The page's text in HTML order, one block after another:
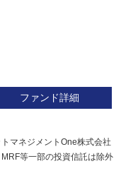
ファンド詳細
マネジメントOne株式会社
等一部の投資信託は除外